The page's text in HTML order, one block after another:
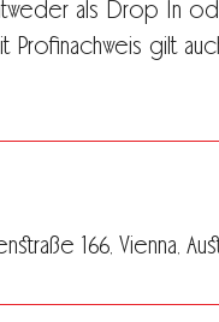
als Drop In
Profinachweis gilt
166, Vienna,